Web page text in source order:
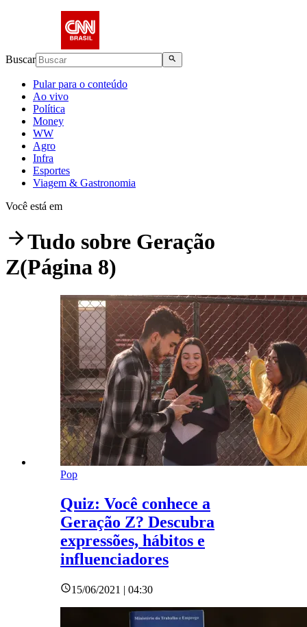
Buscar
Pular para o conteúdo
Ao vivo
Política
Money
WW
Agro
Infra
Esportes
Viagem & Gastronomia
Você está em
Tudo sobre Geração
Z(Página 8)
Pop
Quiz: Você conhece a
Geração Z? Descubra
expressões, hábitos e
influenciadores
15/06/2021 | 04:30